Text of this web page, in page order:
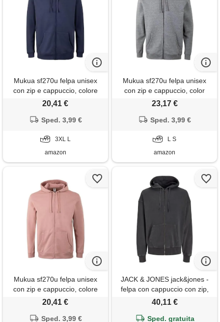
Mukua sf270u felpa unisex
con zip e cappuccio, colore
denim blue, taglia 3xl, denim
20,41 €
Sped. 3,99 €
3XL L
amazon
Mukua sf270u felpa unisex
con zip e cappuccio, color
heather grey, taglia l, grigio
23,17 €
Sped. 3,99 €
L S
amazon
Mukua sf270u felpa unisex
con zip e cappuccio, colore
pale rosa, taglia l, rosa
20,41 €
Sped. 3,99 €
JACK & JONES jack&jones -
felpa con cappuccio con zip,
westhill, s
40,11 €
Sped. gratuita